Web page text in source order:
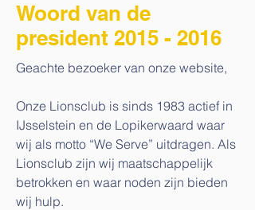
Woord van de
president 2015 - 2016
Geachte bezoeker van onze website,
Onze Lionsclub is sinds 1983 actief in
IJsselstein en de Lopikerwaard waar
wij als motto “We Serve” uitdragen. Als
Lionsclub zijn wij maatschappelijk
betrokken en waar noden zijn bieden
wij hulp.